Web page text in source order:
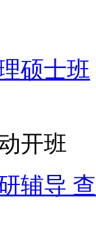
硕士班
开班
辅导